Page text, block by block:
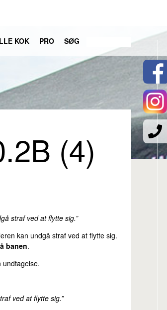
KOK PRO SØG
(4)
straf ved at flytte sig.”
kan undgå straf ved at flytte sig.
banen.
ved at flytte sig.”